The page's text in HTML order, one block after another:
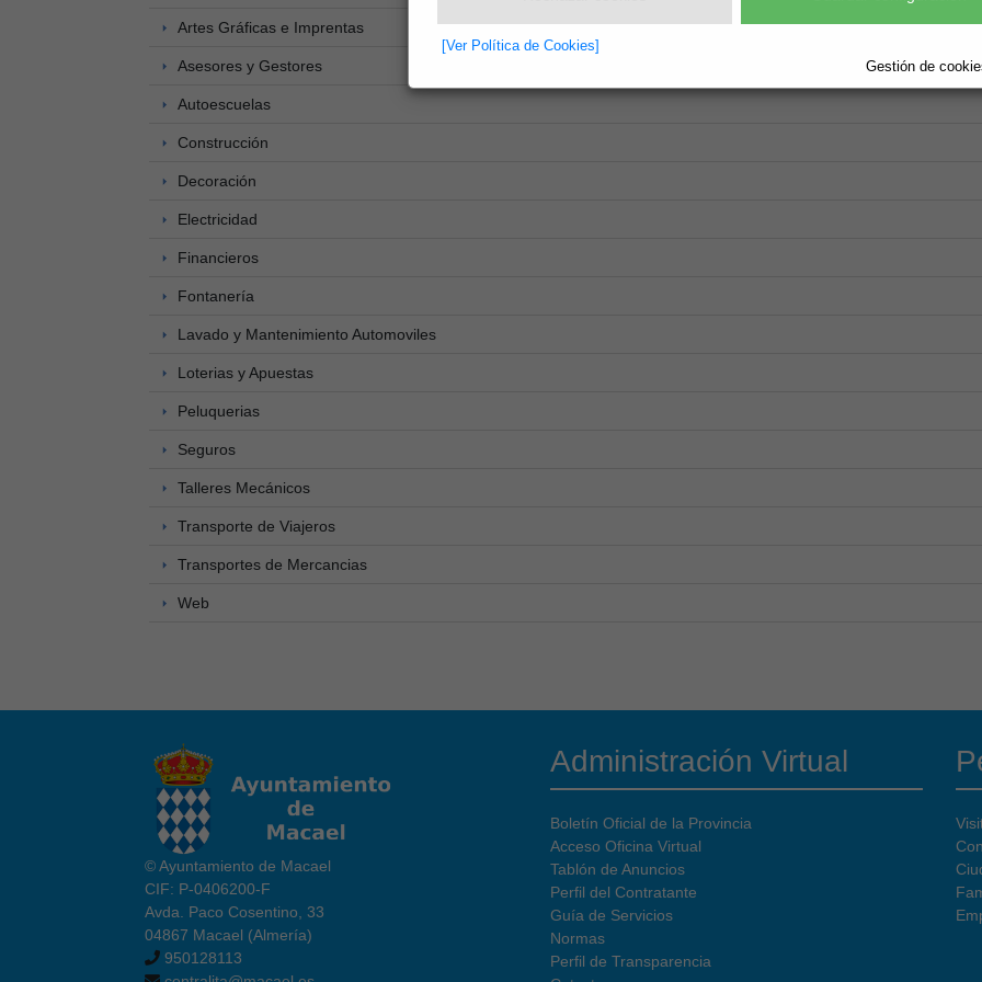
[Ver Política de Cookies]
Gestión de
Artes Gráficas e Imprentas
Asesores y Gestores
Autoescuelas
Construcción
Decoración
Electricidad
Financieros
Fontanería
Lavado y Mantenimiento Automoviles
Loterias y Apuestas
Peluquerias
Seguros
Talleres Mecánicos
Transporte de Viajeros
Transportes de Mercancias
Web
© Ayuntamiento de Macael
CIF: P-0406200-F
Avda. Paco Cosentino, 33
04867 Macael (Almería)
950128113
Administración Virtual
Boletín Oficial de la Provincia
Acceso Oficina Virtual
Tablón de Anuncios
Perfil del Contratante
Guía de Servicios
Normas
Perfil de Transparencia